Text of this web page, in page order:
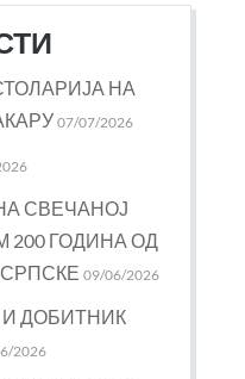
НА
07/07/2026
СВЕЧАНОЈ
ГОДИНА ОД
09/06/2026
ДОБИТНИК
2026